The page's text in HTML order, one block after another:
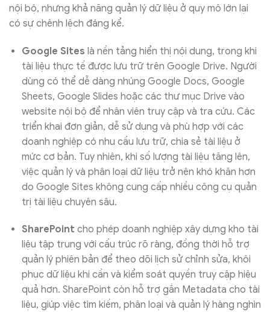
nội bộ, nhưng khả năng quản lý dữ liệu ở quy mô lớn lại
có sự chênh lệch đáng kể.
Google Sites là nền tảng hiển thị nội dung, trong khi
tài liệu thực tế được lưu trữ trên Google Drive. Người
dùng có thể dễ dàng nhúng Google Docs, Google
Sheets, Google Slides hoặc các thư mục Drive vào
website nội bộ để nhân viên truy cập và tra cứu. Các
triển khai đơn giản, dễ sử dụng và phù hợp với các
doanh nghiệp có nhu cầu lưu trữ, chia sẻ tài liệu ở
mức cơ bản. Tuy nhiên, khi số lượng tài liệu tăng lên,
việc quản lý và phân loại dữ liệu trở nên khó khăn hơn
do Google Sites không cung cấp nhiều công cụ quản
trị tài liệu chuyên sâu.
SharePoint cho phép doanh nghiệp xây dựng kho tài
liệu tập trung với cấu trúc rõ ràng, đồng thời hỗ trợ
quản lý phiên bản để theo dõi lịch sử chỉnh sửa, khôi
phục dữ liệu khi cần và kiểm soát quyền truy cập hiệu
quả hơn. SharePoint còn hỗ trợ gắn Metadata cho tài
liệu, giúp việc tìm kiếm, phân loại và quản lý hàng nghìn